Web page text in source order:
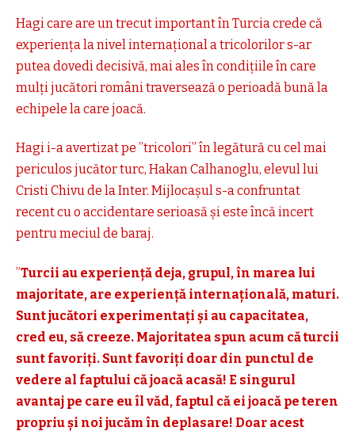
Hagi care are un trecut important în Turcia crede că
experiența la nivel internațional a tricolorilor s-ar
putea dovedi decisivă, mai ales în condițiile în care
mulți jucători români traversează o perioadă bună la
echipele la care joacă.
Hagi i-a avertizat pe ”tricolori” în legătură cu cel mai
periculos jucător turc, Hakan Calhanoglu, elevul lui
Cristi Chivu de la Inter. Mijlocașul s-a confruntat
recent cu o accidentare serioasă și este încă incert
pentru meciul de baraj.
”Turcii au experiență deja, grupul, în marea lui
majoritate, are experiență internațională, maturi.
Sunt jucători experimentați și au capacitatea,
cred eu, să creeze. Majoritatea spun acum că turcii
sunt favoriți. Sunt favoriți doar din punctul de
vedere al faptului că joacă acasă! E singurul
avantaj pe care eu îl văd, faptul că ei joacă pe teren
propriu și noi jucăm în deplasare! Doar acest